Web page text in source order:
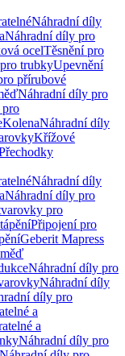
Náhradní díly
Náhradní díly pro
ocelTěsnění pro
trubkyUpevnění
přírubové
Náhradní díly pro
KolenaNáhradní díly
Křížové
Náhradní díly
Náhradní díly pro
pro
Připojení pro
Geberit Mapress
Náhradní díly pro
Náhradní díly
díly pro
a
a
Náhradní díly pro